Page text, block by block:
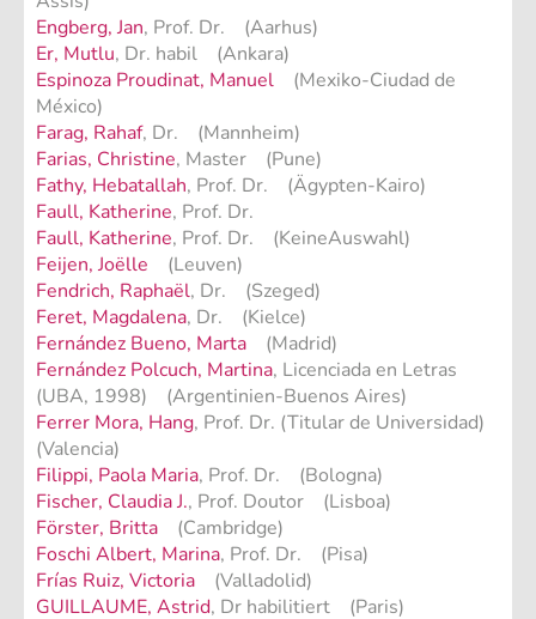
Engberg, Jan, Prof. Dr. (Aarhus)
Er, Mutlu, Dr. habil (Ankara)
Espinoza Proudinat, Manuel (Mexiko-Ciudad de
México)
Farag, Rahaf, Dr. (Mannheim)
Farias, Christine, Master (Pune)
Fathy, Hebatallah, Prof. Dr. (Ägypten-Kairo)
Faull, Katherine, Prof. Dr.
Faull, Katherine, Prof. Dr. (KeineAuswahl)
Feijen, Joëlle (Leuven)
Fendrich, Raphaël, Dr. (Szeged)
Feret, Magdalena, Dr. (Kielce)
Fernández Bueno, Marta (Madrid)
Fernández Polcuch, Martina, Licenciada en Letras
(UBA, 1998) (Argentinien-Buenos Aires)
Ferrer Mora, Hang, Prof. Dr. (Titular de Universidad)
(Valencia)
Filippi, Paola Maria, Prof. Dr. (Bologna)
Fischer, Claudia J., Prof. Doutor (Lisboa)
Förster, Britta (Cambridge)
Foschi Albert, Marina, Prof. Dr. (Pisa)
Frías Ruiz, Victoria (Valladolid)
GUILLAUME, Astrid, Dr habilitiert (Paris)